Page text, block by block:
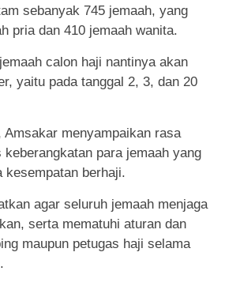
sebanyak 745 jemaah, yang
pria dan 410 jemaah wanita.
calon haji nantinya akan
yaitu pada tanggal 2, 3, dan 20
Amsakar menyampaikan rasa
para jemaah yang
kesempatan berhaji.
agar seluruh jemaah menjaga
serta mematuhi aturan dan
maupun petugas haji selama